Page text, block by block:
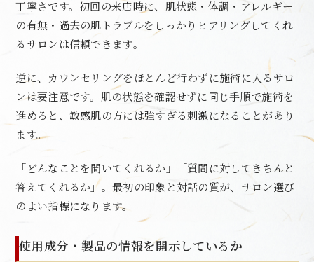
丁寧さです。初回の来店時に、肌状態・体調・アレルギー
の有無・過去の肌トラブルをしっかりヒアリングしてくれ
るサロンは信頼できます。
逆に、カウンセリングをほとんど行わずに施術に入るサロ
ンは要注意です。肌の状態を確認せずに同じ手順で施術を
進めると、敏感肌の方には強すぎる刺激になることがあり
ます。
「どんなことを聞いてくれるか」「質問に対してきちんと
答えてくれるか」。最初の印象と対話の質が、サロン選び
のよい指標になります。
使用成分・製品の情報を開示しているか